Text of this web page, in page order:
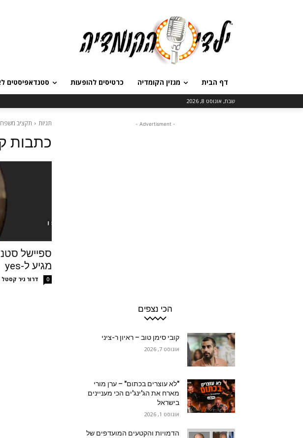
דף הבית מגזין הקומדיה כרטיסים להופעות סטנדאפיסטים
שבת, אוגוסט 8, 2026
תגיות תקציב
כתבות
ספיישל
מגיע ל-yes
דרור ניר קסטל 0
- Advertisment -
הכי נצפים
קובי סימן טוב – ראיון ר-ציני
אוגוסט 7, 2026
"לא עוצרים בכתום" – ערן מורי
מארח את הג'ינג'ים הכי מעניינים
בישראל
אוגוסט 1, 2026
הדמויות והקטעים המועדפים של